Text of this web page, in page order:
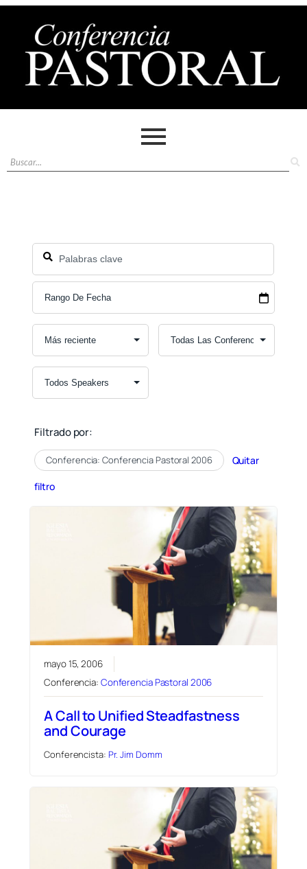
Filtrado por:
Conferencia: Conferencia Pastoral 2006
Quitar
filtro
mayo 15, 2006
Conferencia: Conferencia Pastoral 2006
A Call to Unified Steadfastness
and Courage
Conferencista: Pr. Jim Domm